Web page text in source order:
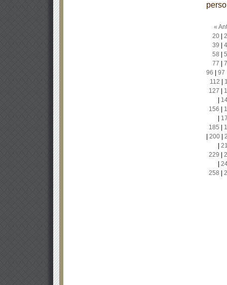
«
20|
39
58
77
96
97
112
127
156
185
200|
229
258